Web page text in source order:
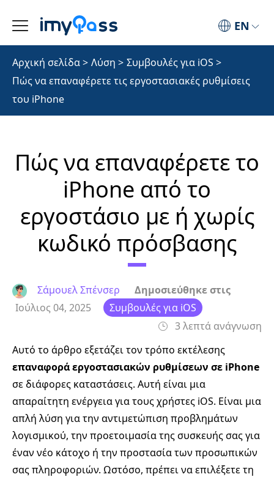
EN
Αρχική σελίδα> Λύση > Συμβουλές για iOS >
Πώς να επαναφέρετε τις εργοστασιακές ρυθμίσεις
του iPhone
Πώς να επαναφέρετε το
iPhone από το
εργοστάσιο με ή χωρίς
κωδικό πρόσβασης
Σάμουελ Σπένσερ
Δημοσιεύθηκε στις
Ιούλιος 04, 2025
Συμβουλές για iOS
3 λεπτά ανάγνωση
Αυτό το άρθρο εξετάζει τον τρόπο εκτέλεσης
επαναφορά εργοστασιακών ρυθμίσεων σε iPhone
σε διάφορες καταστάσεις. Αυτή είναι μια
απαραίτητη ενέργεια για τους χρήστες iOS. Είναι μια
απλή λύση για την αντιμετώπιση προβλημάτων
λογισμικού, την προετοιμασία της συσκευής σας για
έναν νέο κάτοχο ή την προστασία των προσωπικών
σας πληροφοριών. Ωστόσο, πρέπει να επιλέξετε τη